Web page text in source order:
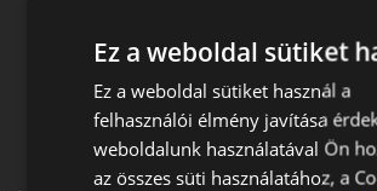
Kiváló fékhatás havas útfelületen
télies utakon
Kifejezetten SUV modellekre jellemző
tervezett, megerősített oldalfal
Elfogadott és elismert a vezető
Ez a weboldal sütiket
Ez a weboldal sütiket használ a
felhasználói élmény javítása
weboldalunk használatával Ön
az összes süti használatához, a